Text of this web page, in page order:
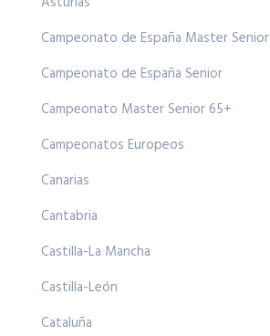
Campeonato de España Master Senior
Campeonato de España Senior
Campeonato Master Senior 65+
Campeonatos Europeos
Canarias
Cantabria
Castilla-La Mancha
Castilla-León
Cataluña